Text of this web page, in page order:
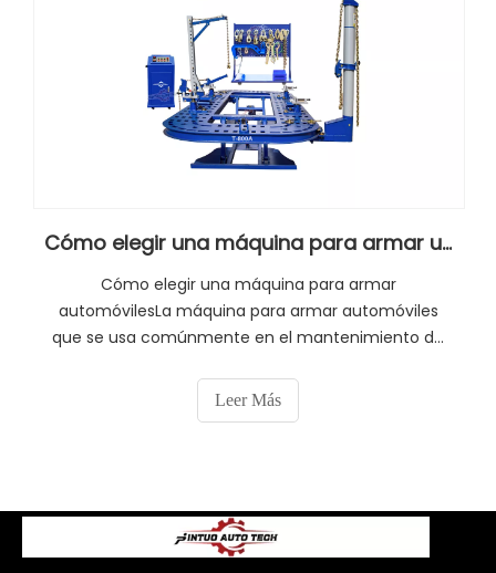
Cómo elegir una máquina para armar un automóvil
Cómo elegir una máquina para armar
automóvilesLa máquina para armar automóviles
que se usa comúnmente en el mantenimiento de
corrección de la carrocería se refiere al proceso de
reparación de las piezas dañadas por accidente o
Leer Más